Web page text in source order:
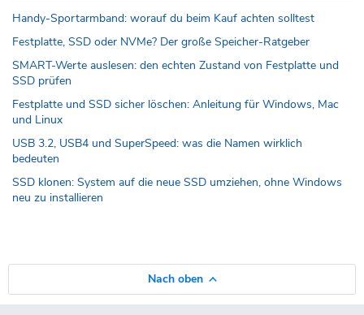
Handy-Sportarmband: worauf du beim Kauf achten solltest
Festplatte, SSD oder NVMe? Der große Speicher-Ratgeber
SMART-Werte auslesen: den echten Zustand von Festplatte und
SSD prüfen
Festplatte und SSD sicher löschen: Anleitung für Windows, Mac
und Linux
USB 3.2, USB4 und SuperSpeed: was die Namen wirklich
bedeuten
SSD klonen: System auf die neue SSD umziehen, ohne Windows
neu zu installieren
Nach oben